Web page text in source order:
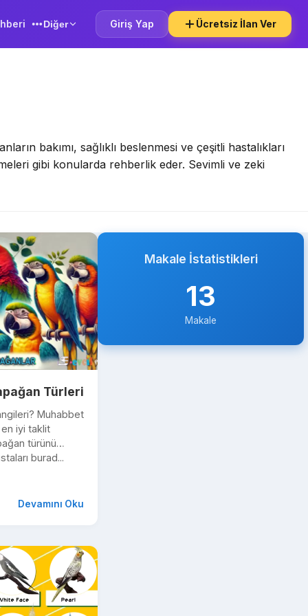
Diğer Giriş Yap Ücretsiz İlan Ver
bakımı, sağlıklı beslenmesi ve çeşitli hastalıkları
gibi konularda rehberlik eder. Sevimli ve zeki
Türleri
Muhabbet
iyi taklit
türünü
burad...
Devamını Oku
Makale İstatistikleri
13
Makale